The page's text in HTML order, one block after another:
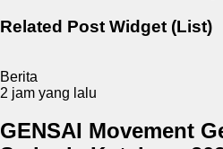
Related Post Widget (List)
Berita
2 jam yang lalu
GENSAI Movement